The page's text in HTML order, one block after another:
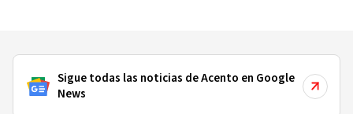
Sigue todas las noticias de Acento en Google
News